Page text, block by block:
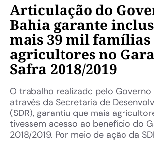
Articulação do
Bahia garante
mais 39 mil famílias
agricultores no
Safra 2018/2019
O trabalho realizado pelo Governo
através da Secretaria de
(SDR), garantiu que mais
tivessem acesso ao benefício do
2018/2019. Por meio de ação da